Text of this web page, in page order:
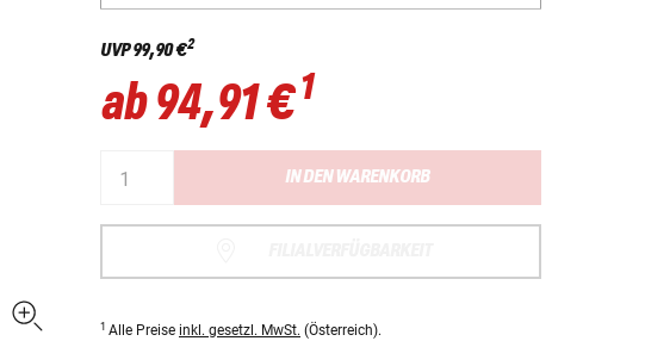
UVP99,90 €2
ab94,91 €1
IN DEN WARENKORB
1 Alle Preise inkl. gesetzl. MwSt. (Österreich).